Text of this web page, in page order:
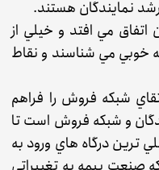
نمايندگان هستند.
مي افتد و خيلي از
خوبي مي شناسند و نقاط
شبكه فروش را فراهم
و شبكه فروش است تا
ترين درگاه هاي ورود به